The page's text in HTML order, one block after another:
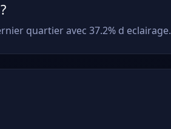
quartier avec 37.2% d eclairage.